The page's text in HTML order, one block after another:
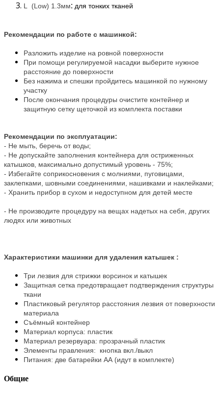
L (Low) 1.3мм: для тонких тканей
Рекомендации по работе с машинкой:
Разложить изделие на ровной поверхности
При помощи регулируемой насадки выберите нужное
расстояние до поверхности
Без нажима и спешки пройдитесь машинкой по нужному
участку
После окончания процедуры очистите контейнер и
защитную сетку щеточкой из комплекта поставки
Рекомендации по эксплуатации:
- Не мыть, беречь от воды;
- Не допускайте заполнения контейнера для остриженных
катышков, максимально допустимый уровень - 75%;
- Избегайте соприкосновения с молниями, пуговицами,
заклепками, шовными соединениями, нашивками и наклейками;
- Хранить прибор в сухом и недоступном для детей месте
- Не производите процедуру на вещах надетых на себя, других
людях или животных
Характеристики машинки для удаления катышек :
Три лезвия для стрижки ворсинок и катышек
Защитная сетка предотвращает подтверждения структуры
ткани
Пластиковый регулятор расстояния лезвия от поверхности
материала
Съёмный контейнер
Материал корпуса: пластик
Материал резервуара: прозрачный пластик
Элементы правления: кнопка вкл./выкл
Питания: две батарейки АА (идут в комплекте)
Общие